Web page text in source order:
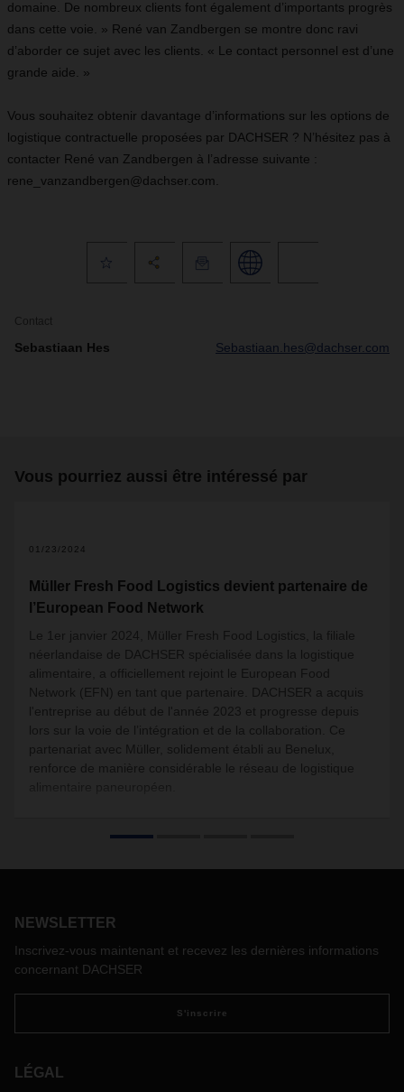
domaine. De nombreux clients font également d’importants progrès
dans cette voie. » René van Zandbergen se montre donc ravi
d’aborder ce sujet avec les clients. « Le contact personnel est d’une
grande aide. »
Vous souhaitez obtenir davantage d’informations sur les options de
logistique contractuelle proposées par DACHSER ? N’hésitez pas à
contacter René van Zandbergen à l’adresse suivante :
rene_vanzandbergen@dachser.com.
Contact
Sebastiaan Hes Sebastiaan.hes@dachser.com
Vous pourriez aussi être intéressé par
01/23/2024
Müller Fresh Food Logistics devient partenaire de
l’European Food Network
Le 1er janvier 2024, Müller Fresh Food Logistics, la filiale
néerlandaise de DACHSER spécialisée dans la logistique
alimentaire, a officiellement rejoint le European Food
Network (EFN) en tant que partenaire. DACHSER a acquis
l'entreprise au début de l'année 2023 et progresse depuis
lors sur la voie de l’intégration et de la collaboration. Ce
partenariat avec Müller, solidement établi au Benelux,
renforce de manière considérable le réseau de logistique
NEWSLETTER
Inscrivez-vous maintenant et recevez les dernières informations
concernant DACHSER
S'inscrire
LÉGAL